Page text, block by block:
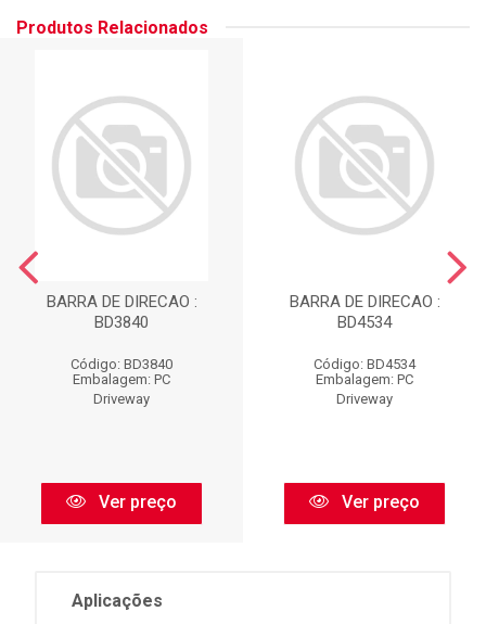
Produtos Relacionados
BARRA DE DIRECAO :
BD3840
Código: BD3840
Embalagem: PC
Driveway
Ver preço
BARRA DE DIRECAO :
BD4534
Código: BD4534
Embalagem: PC
Driveway
Ver preço
Aplicações